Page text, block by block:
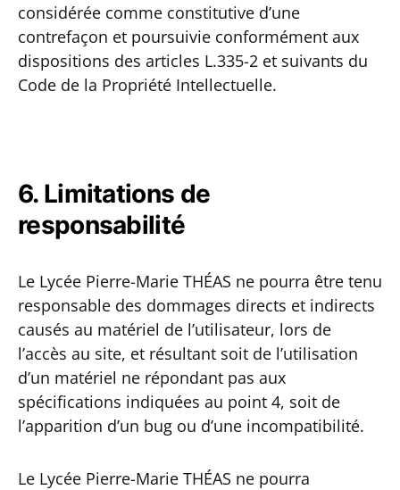
considérée comme constitutive d’une
contrefaçon et poursuivie conformément aux
dispositions des articles L.335-2 et suivants du
Code de la Propriété Intellectuelle.
6. Limitations de
responsabilité
Le Lycée Pierre-Marie THÉAS ne pourra être tenu
responsable des dommages directs et indirects
causés au matériel de l’utilisateur, lors de
l’accès au site, et résultant soit de l’utilisation
d’un matériel ne répondant pas aux
spécifications indiquées au point 4, soit de
l’apparition d’un bug ou d’une incompatibilité.
Le Lycée Pierre-Marie THÉAS ne pourra